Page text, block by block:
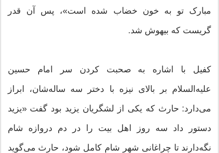
مبارک تو به خون خضاب شده است»، پس آن قدر
گریست که بیهوش شد.
کفیل با اشاره به صحبت کردن سر امام حسین
علیه‌السلام بر بالای نیزه با دختر سه ساله‌‌شان، ابراز
می‌دارد: حارث که یکی از لشگریان یزید بود گفت «یزید
دستور داد سه روز اهل بیت را در دم دروازه شام
نگه‌دارند تا چراغانی شهر شام کامل شود، حارث می‌گوید